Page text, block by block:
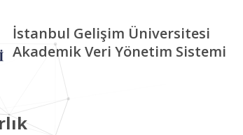
İstanbul Gelişim Üniversitesi
Akademik Veri Yönetim Sistemi